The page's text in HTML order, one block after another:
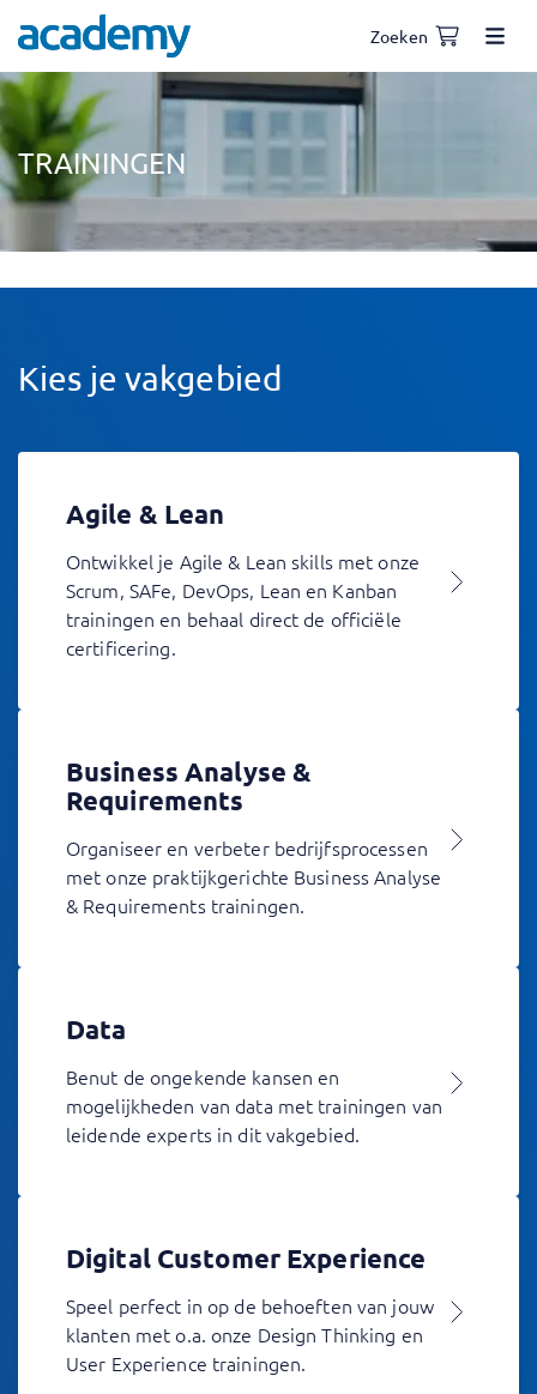
Zoeken
TRAININGEN
Kies je vakgebied
Agile & Lean
Ontwikkel je Agile & Lean skills met onze
Scrum, SAFe, DevOps, Lean en Kanban
trainingen en behaal direct de officiële
certificering.
Business Analyse &
Requirements
Organiseer en verbeter bedrijfsprocessen
met onze praktijkgerichte Business Analyse
& Requirements trainingen.
Data
Benut de ongekende kansen en
mogelijkheden van data met trainingen van
leidende experts in dit vakgebied.
Digital Customer Experience
Speel perfect in op de behoeften van jouw
klanten met o.a. onze Design Thinking en
User Experience trainingen.